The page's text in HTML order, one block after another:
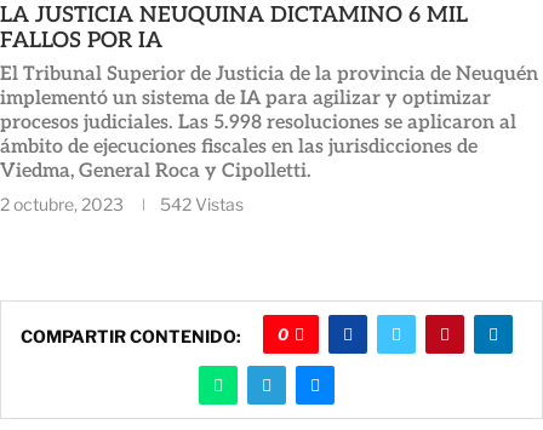
LA JUSTICIA NEUQUINA DICTAMINO 6 MIL
FALLOS POR IA
El Tribunal Superior de Justicia de la provincia de Neuquén
implementó un sistema de IA para agilizar y optimizar
procesos judiciales. Las 5.998 resoluciones se aplicaron al
ámbito de ejecuciones fiscales en las jurisdicciones de
Viedma, General Roca y Cipolletti.
2 octubre, 2023 542 Vistas
COMPARTIR CONTENIDO: 0